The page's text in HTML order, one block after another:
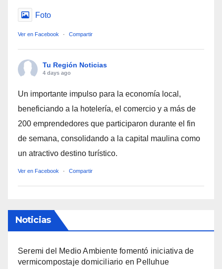
Foto
Ver en Facebook · Compartir
Tu Región Noticias
4 days ago
Un importante impulso para la economía local,
beneficiando a la hotelería, el comercio y a más de
200 emprendedores que participaron durante el fin
de semana, consolidando a la capital maulina como
un atractivo destino turístico.
Ver en Facebook · Compartir
Noticias
Seremi del Medio Ambiente fomentó iniciativa de
vermicompostaje domiciliario en Pelluhue